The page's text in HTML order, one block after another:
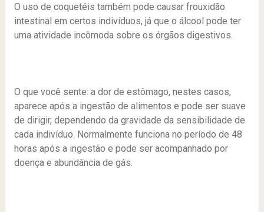
O uso de coquetéis também pode causar frouxidão
intestinal em certos indivíduos, já que o álcool pode ter
uma atividade incômoda sobre os órgãos digestivos.
O que você sente: a dor de estômago, nestes casos,
aparece após a ingestão de alimentos e pode ser suave
de dirigir, dependendo da gravidade da sensibilidade de
cada indivíduo. Normalmente funciona no período de 48
horas após a ingestão e pode ser acompanhado por
doença e abundância de gás.